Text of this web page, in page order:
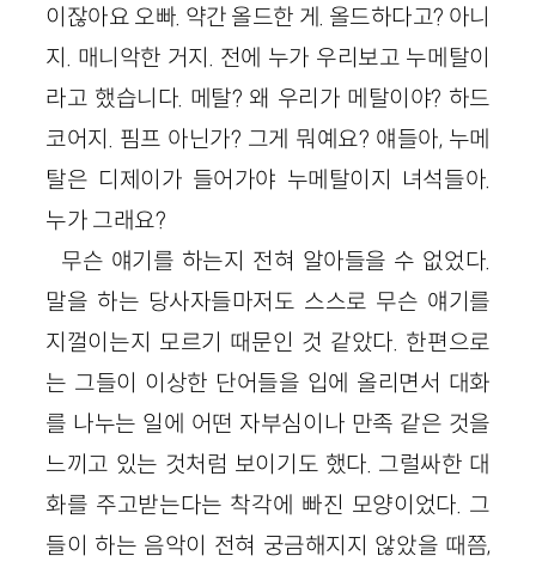
이잖아요 오빠. 약간 올드한 게. 올드하다고? 아니
지. 매니악한 거지. 전에 누가 우리보고 누메탈이
라고 했습니다. 메탈? 왜 우리가 메탈이야? 하드
코어지. 핌프 아닌가? 그게 뭐예요? 얘들아, 누메
탈은 디제이가 들어가야 누메탈이지 녀석들아.
누가 그래요?
무슨 얘기를 하는지 전혀 알아들을 수 없었다.
말을 하는 당사자들마저도 스스로 무슨 얘기를
지껄이는지 모르기 때문인 것 같았다. 한편으로
는 그들이 이상한 단어들을 입에 올리면서 대화
를 나누는 일에 어떤 자부심이나 만족 같은 것을
느끼고 있는 것처럼 보이기도 했다. 그럴싸한 대
화를 주고받는다는 착각에 빠진 모양이었다. 그
들이 하는 음악이 전혀 궁금해지지 않았을 때쯤,